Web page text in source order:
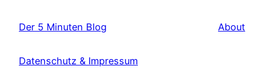
Der 5 Minuten Blog About
Datenschutz & Impressum